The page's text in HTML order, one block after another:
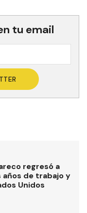
tu email
regresó a
de trabajo y
Unidos